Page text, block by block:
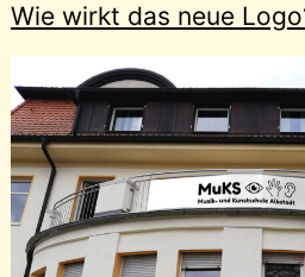
Wie wirkt das neue